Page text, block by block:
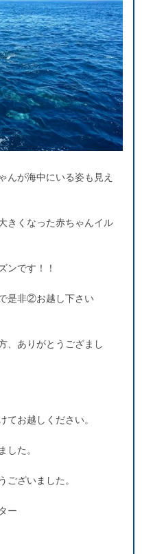
んが海中にいる姿も見え
きくなった赤ちゃんイル
ンです！！
是非②お越し下さい
、ありがとうござまし
てお越しください。
した。
ございました。
ー